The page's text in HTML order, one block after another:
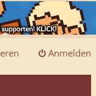
Anmelden